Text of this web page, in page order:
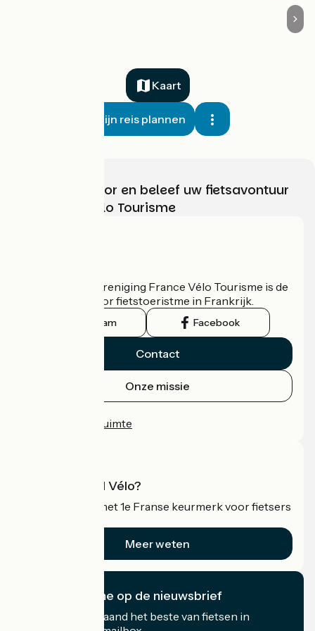
Kaart
Mijn reis plannen
Kies, bereid voor en beleef uw fietsavontuur
met France Vélo Tourisme
De nationale vereniging France Vélo Tourisme is de
officiële gids voor fietstoeristme in Frankrijk.
Instagram Facebook
Contact
Onze missie
Professionele ruimte
Wat is Accueil Vélo?
Accueil Vélo is het 1e Franse keurmerk voor fietsers
Meer weten
Ik abonneer me op de nieuwsbrief
Ontvang elke maand het beste van fietsen in